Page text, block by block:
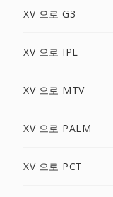
XV 으로 G3
XV 으로 IPL
XV 으로 MTV
XV 으로 PALM
XV 으로 PCT